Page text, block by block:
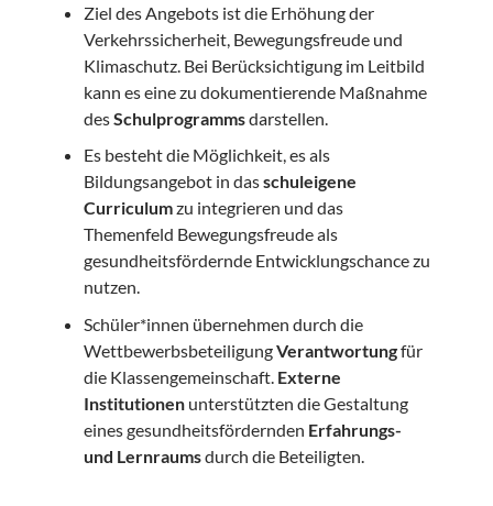
Ziel des Angebots ist die Erhöhung der
Verkehrssicherheit, Bewegungsfreude und
Klimaschutz. Bei Berücksichtigung im Leitbild
kann es eine zu dokumentierende Maßnahme
desSchulprogrammsdarstellen.
Es besteht die Möglichkeit, es als
Bildungsangebot in dasschuleigene
Curriculumzu integrieren und das
Themenfeld Bewegungsfreude als
gesundheitsfördernde Entwicklungschance zu
nutzen.
Schüler*innen übernehmen durch die
WettbewerbsbeteiligungVerantwortungfür
die Klassengemeinschaft. Externe
Institutionen unterstützten die Gestaltung
eines gesundheitsfördernden Erfahrungs-
und Lernraumsdurch die Beteiligten.